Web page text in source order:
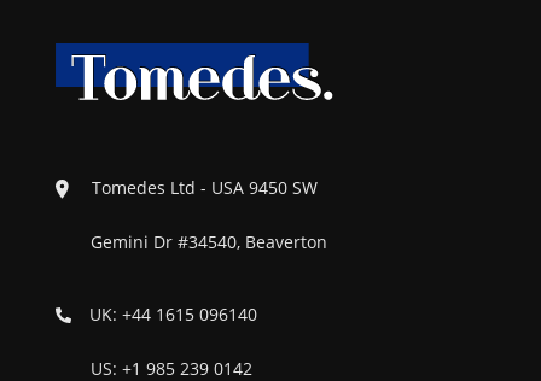
Tomedes Ltd - USA 9450 SW
Gemini Dr #34540, Beaverton
UK: +44 1615 096140
US: +1 985 239 0142